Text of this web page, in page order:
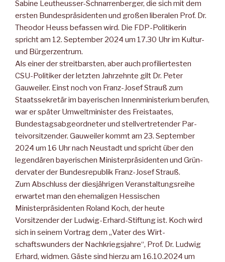
Sabine Leutheusser-Schnarrenberger, die sich mit dem
ersten Bundes­präsidenten und gro­ßen liberalen Prof. Dr.
Theodor Heuss befas­sen wird. Die FDP-Politikerin
spricht am 12. September 2024 um 17.30 Uhr im Kultur-
und Bürgerzentrum.
Als einer der streitbarsten, aber auch profiliertesten
CSU-Politiker der letzten Jahrzehnte gilt Dr. Peter
Gauweiler. Einst noch von Franz-Josef Strauß zum
Staatssekretär im bayeri­schen Innenministerium berufen,
war er später Um­weltminister des Freistaates,
Bundestagsabgeordneter und stellvertretender Par­
teivorsitzender. Gauweiler kommt am 23. September
2024 um 16 Uhr nach Neu­stadt und spricht über den
legendären bayerischen Mi­nisterpräsidenten und Grün­
dervater der Bundesrepublik Franz-Josef Strauß.
Zum Abschluss der diesjährigen Veranstaltungsreihe
erwartet man den ehemaligen Hessischen
Ministerpräsidenten Roland Koch, der heute
Vorsitzender der Ludwig-Erhard-Stiftung ist. Koch wird
sich in seinem Vortrag dem „Vater des Wirt­
schaftswunders der Nachkriegs­jahre“, Prof. Dr. Ludwig
Erhard, widmen. Gäste sind hierzu am 16.10.2024 um